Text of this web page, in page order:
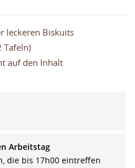
leckeren Biskuits
Tafeln)
auf den Inhalt
Arbeitstag
die bis 17h00 eintreffen